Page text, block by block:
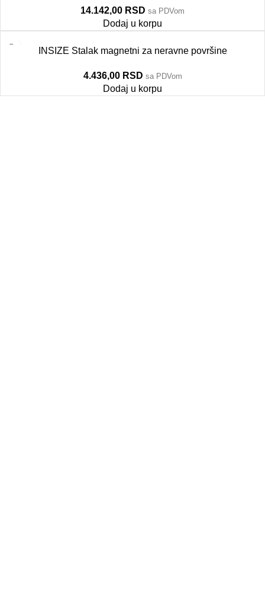
14.142,00 RSD sa PDVom
Dodaj u korpu
INSIZE Stalak magnetni za neravne površine
4.436,00 RSD sa PDVom
Dodaj u korpu